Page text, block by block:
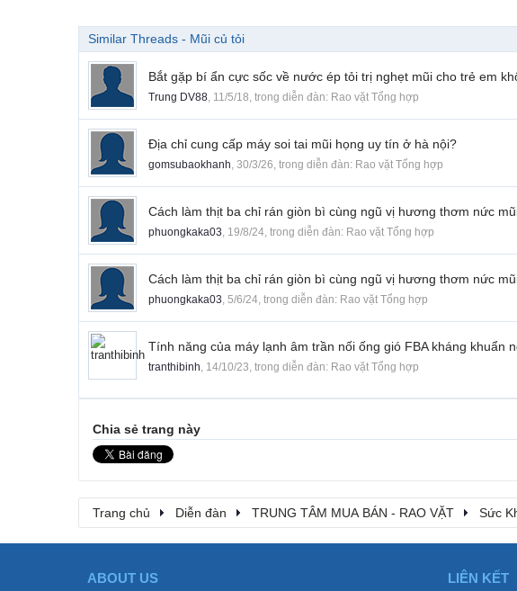
Similar Threads - Mũi củ tỏi
Bắt gặp bí ẩn cực sốc về nước ép tỏi trị nghẹt mũi cho trẻ em
Trung DV88, 11/5/18, trong diễn đàn: Rao vặt Tổng hợp
Địa chỉ cung cấp máy soi tai mũi họng uy tín ở hà nội?
gomsubaokhanh, 30/3/26, trong diễn đàn: Rao vặt Tổng hợp
Cách làm thịt ba chỉ rán giòn bì cùng ngũ vị hương thơm nức
phuongkaka03, 19/8/24, trong diễn đàn: Rao vặt Tổng hợp
Cách làm thịt ba chỉ rán giòn bì cùng ngũ vị hương thơm nức
phuongkaka03, 5/6/24, trong diễn đàn: Rao vặt Tổng hợp
Tính năng của máy lạnh âm trần nối ống gió FBA kháng khuẩn
tranthibinh, 14/10/23, trong diễn đàn: Rao vặt Tổng hợp
Chia sẻ trang này
Trang chủ Diễn đàn TRUNG TÂM MUA BÁN - RAO VẶT Sức
ABOUT US LIÊN KẾT